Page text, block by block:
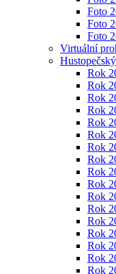
Foto
Foto
Foto
Virtuální
Rok
Rok
Rok
Rok
Rok
Rok
Rok
Rok
Rok
Rok
Rok
Rok
Rok
Rok
Rok
Rok
Rok